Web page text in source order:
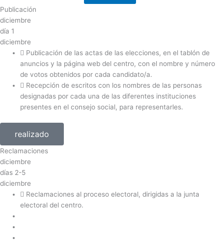
Publicación
diciembre
día 1
diciembre
Publicación de las actas de las elecciones, en el tablón de
anuncios y la página web del centro, con el nombre y número
de votos obtenidos por cada candidato/a.
Recepción de escritos con los nombres de las personas
designadas por cada una de las diferentes instituciones
presentes en el consejo social, para representarles.
realizado
Reclamaciones
diciembre
días 2-5
diciembre
Reclamaciones al proceso electoral, dirigidas a la junta
electoral del centro.